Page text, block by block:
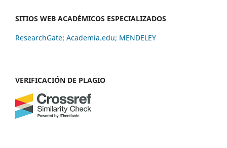
SITIOS WEB ACADÉMICOS ESPECIALIZADOS
ResearchGate; Academia.edu; MENDELEY
VERIFICACIÓN DE PLAGIO